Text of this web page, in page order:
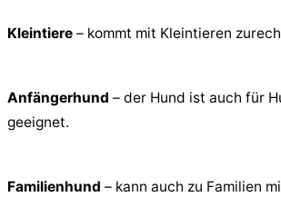
Kleintiere – kommt mit Kleintieren
Anfängerhund – der Hund ist auch für
geeignet.
Familienhund – kann auch zu Familien